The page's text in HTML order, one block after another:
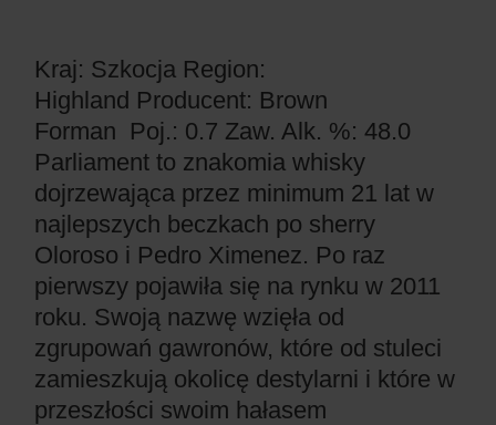
Kraj: Szkocja Region:
Highland Producent: Brown
Forman Poj.: 0.7 Zaw. Alk. %: 48.0
Parliament to znakomia whisky
dojrzewająca przez minimum 21 lat w
najlepszych beczkach po sherry
Oloroso i Pedro Ximenez. Po raz
pierwszy pojawiła się na rynku w 2011
roku. Swoją nazwę wzięła od
zgrupowań gawronów, które od stuleci
zamieszkują okolicę destylarni i które w
przeszłości swoim hałasem